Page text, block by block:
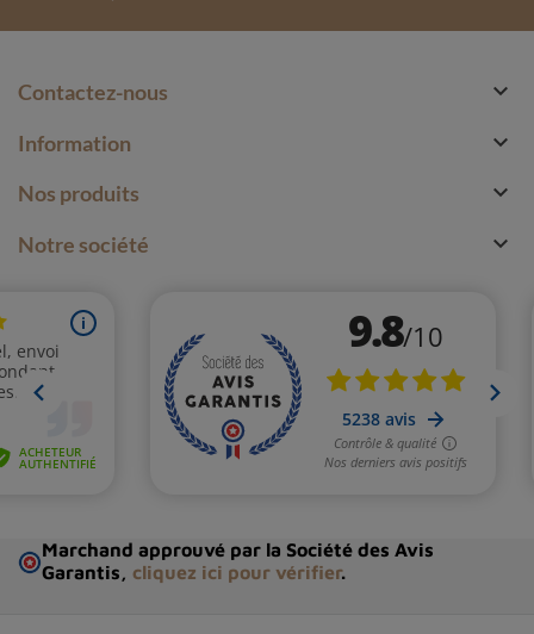
Contactez-nous 
Information 
Nos produits 
Notre société 
Marchand approuvé par la Société des Avis
Garantis, cliquez ici pour vérifier.